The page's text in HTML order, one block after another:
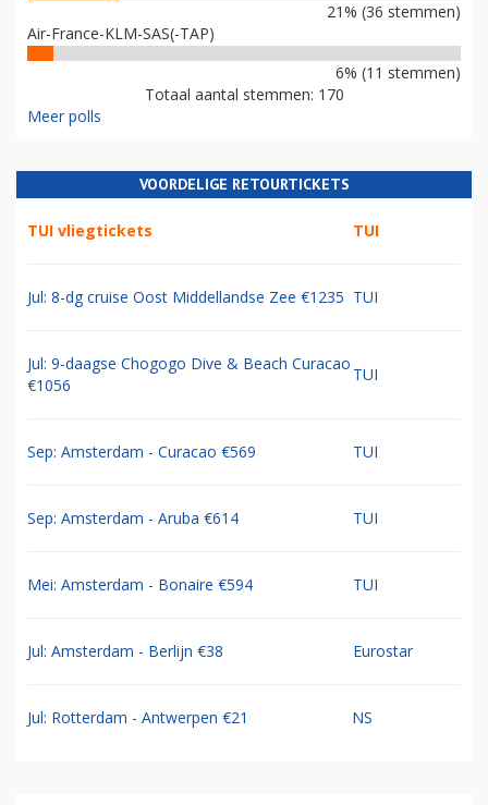
21% (36 stemmen)
Air-France-KLM-SAS(-TAP)
6% (11 stemmen)
Totaal aantal stemmen: 170
Meer polls
VOORDELIGE RETOURTICKETS
TUI vliegtickets TUI
Jul: 8-dg cruise Oost Middellandse Zee €1235 TUI
Jul: 9-daagse Chogogo Dive & Beach Curacao
€1056
TUI
Sep: Amsterdam - Curacao €569 TUI
Sep: Amsterdam - Aruba €614 TUI
Mei: Amsterdam - Bonaire €594 TUI
Jul: Amsterdam - Berlijn €38 Eurostar
Jul: Rotterdam - Antwerpen €21 NS